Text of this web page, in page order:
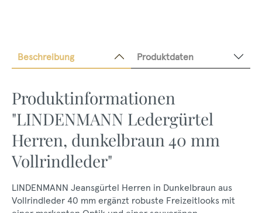
Beschreibung Produktdaten
Produktinformationen
"LINDENMANN Ledergürtel
Herren, dunkelbraun 40 mm
Vollrindleder"
LINDENMANN Jeansgürtel Herren in Dunkelbraun aus
Vollrindleder 40 mm ergänzt robuste Freizeitlooks mit